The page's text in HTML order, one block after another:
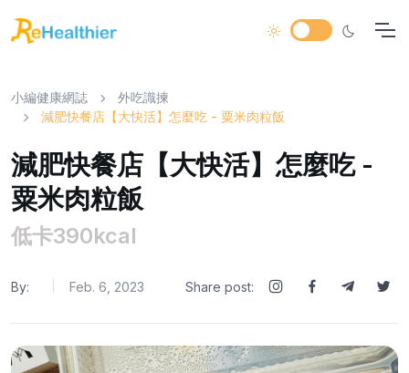
小編健康網誌
外吃識揀
減肥快餐店【大快活】怎麼吃 - 粟米肉粒飯
減肥快餐店【大快活】怎麼吃 -
粟米肉粒飯
低卡390kcal
By: Feb. 6, 2023 Share post: